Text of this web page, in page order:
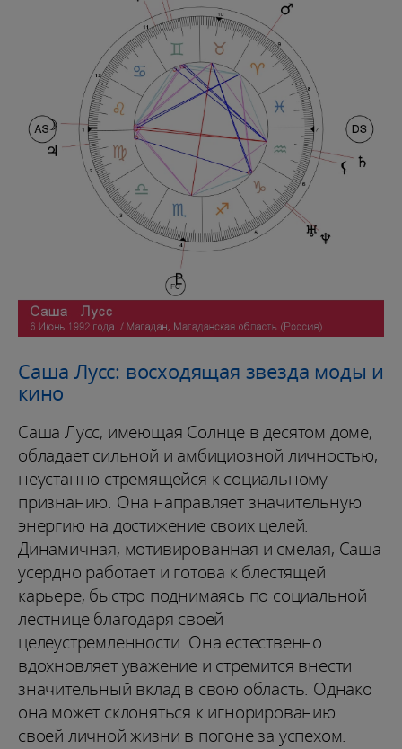
Саша Лусс: восходящая звезда моды и
кино
Саша Лусс, имеющая Солнце в десятом доме,
обладает сильной и амбициозной личностью,
неустанно стремящейся к социальному
признанию. Она направляет значительную
энергию на достижение своих целей.
Динамичная, мотивированная и смелая, Саша
усердно работает и готова к блестящей
карьере, быстро поднимаясь по социальной
лестнице благодаря своей
целеустремленности. Она естественно
вдохновляет уважение и стремится внести
значительный вклад в свою область. Однако
она может склоняться к игнорированию
своей личной жизни в погоне за успехом.